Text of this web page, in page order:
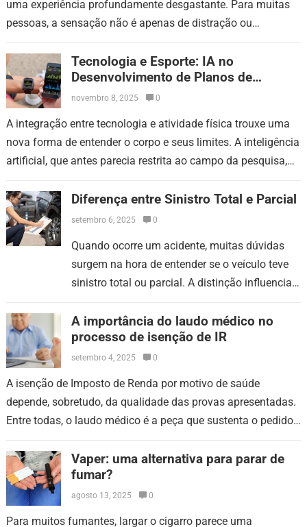
uma experiência profundamente desgastante. Para muitas
pessoas, a sensação não é apenas de distração ou
Tecnologia e Esporte: IA no
Desenvolvimento de Planos de
Treinamento Preciso
novembro 8, 2025 0
A integração entre tecnologia e atividade física trouxe uma
nova forma de entender o corpo e seus limites. A inteligência
artificial, que antes parecia restrita ao campo da pesquisa,
Diferença entre Sinistro Total e Parcial
setembro 6, 2025 0
Quando ocorre um acidente, muitas dúvidas
surgem na hora de entender se o veículo teve
sinistro total ou parcial. A distinção influencia
de…
A importância do laudo médico no
processo de isenção de IR
setembro 4, 2025 0
A isenção de Imposto de Renda por motivo de saúde
depende, sobretudo, da qualidade das provas apresentadas.
Entre todas, o laudo médico é a peça que sustenta o pedido.
Vaper: uma alternativa para parar de
fumar?
agosto 13, 2025 0
Para muitos fumantes, largar o cigarro parece uma